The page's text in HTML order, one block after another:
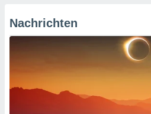
Nachrichten